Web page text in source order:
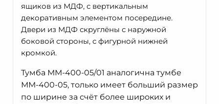
ящиков из МДФ, с вертикальным
декоративным элементом посередине.
Двери из МДФ скруглёны с наружной
боковой стороны, с фигурной нижней
кромкой.
Тумба ММ-400-05/01 аналогична тумбе
ММ-400-05, только имеет больший размер
по ширине за счёт более широких и